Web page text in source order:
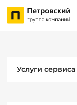
Услуги сервиса